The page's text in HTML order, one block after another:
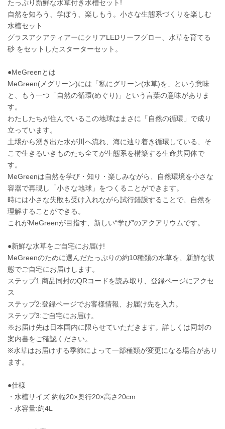
たっぷり新鮮な水草付き水槽セット!
自然を知ろう、学ぼう、楽しもう。小さな生態系づくりを楽しむ
水槽セット
グラスアクアティアーにクリアLEDリーフグロー、水草を育てる
砂 をセットしたスターターセット。
●MeGreenとは
MeGreen(メグリーン)には「私にグリーン(水草)を」という意味
と、もう一つ「自然の循環(めぐり)」という言葉の意味がありま
す。
わたしたちが住んでいるこの地球はまさに「自然の循環」で成り
立っています。
土壌から湧き出た水が川へ流れ、海に辿り着き循環している、そ
こで生きるいきものたち全てが生態系を構築する生命共同体で
す。
MeGreenは自然を学び・知り・楽しみながら、自然環境を小さな
容器で再現し「小さな地球」をつくることができます。
時には小さな失敗も受け入れながら試行錯誤することで、自然を
理解することができる。
これがMeGreenが目指す、新しい“学び”のアクアリウムです。
●新鮮な水草をご自宅にお届け!
MeGreenのために選んだたっぷりの約10種類の水草を、新鮮な状
態でご自宅にお届けします。
ステップ1:商品同封のQRコードを読み取り、登録ページにアクセ
ス
ステップ2:登録ページでお客様情報、お届け先を入力。
ステップ3:ご自宅にお届け。
※お届け先は日本国内に限らせていただきます。詳しくは同封の
案内書をご確認ください。
※水草はお届けする季節によって一部種類が変更になる場合があり
ます。
●仕様
・水槽サイズ:約幅20×奥行20×高さ20cm
・水容量:約4L